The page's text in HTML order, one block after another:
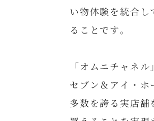
い物体験を統合
ることです。
「オムニチャネ
セブン＆アイ・
多数を誇る実店